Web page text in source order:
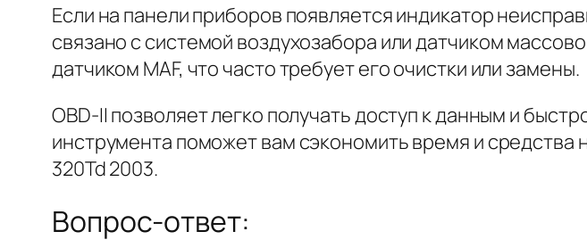
Если на панели приборов появляется индикатор
связано с системой воздухозабора или датчиком
датчиком MAF, что часто требует его очистки или замены.
OBD-II позволяет легко получать доступ к данным и
инструмента поможет вам сэкономить время и средства
320Td 2003.
Вопрос-ответ: